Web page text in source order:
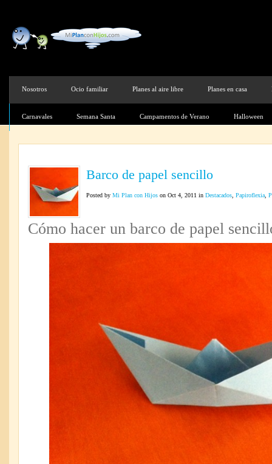
Nosotros Ocio familiar Planes al aire libre Planes en casa
Carnavales Semana Santa Campamentos de Verano Halloween
Barco de papel sencillo
Posted by Mi Plan con Hijos on Oct 4, 2011 in Destacados Papiroflexia
Cómo hacer un barco de papel